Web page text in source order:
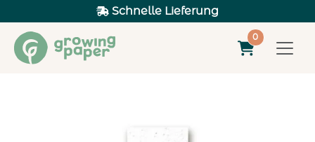
Schnelle Lieferung
0